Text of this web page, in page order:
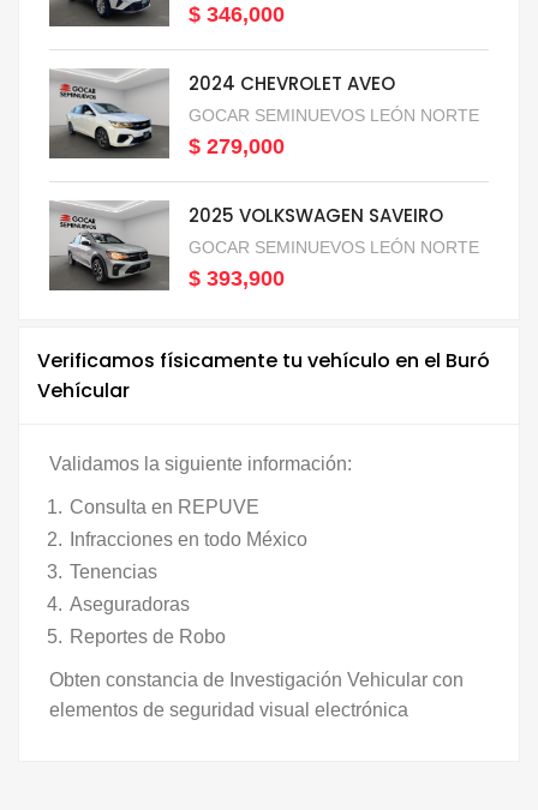
$ 346,000
2024 CHEVROLET AVEO
GOCAR SEMINUEVOS LEÓN NORTE
$ 279,000
2025 VOLKSWAGEN SAVEIRO
GOCAR SEMINUEVOS LEÓN NORTE
$ 393,900
Verificamos físicamente tu vehículo en el Buró
Vehícular
Validamos la siguiente información:
Consulta en REPUVE
Infracciones en todo México
Tenencias
Aseguradoras
Reportes de Robo
Obten constancia de Investigación Vehicular con
elementos de seguridad visual electrónica